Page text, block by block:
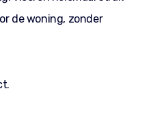
de woning, zonder